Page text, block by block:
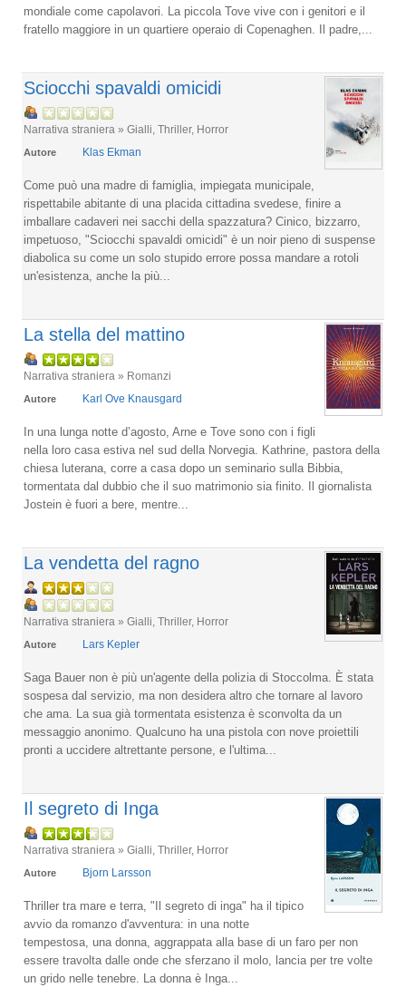
mondiale come capolavori. La piccola Tove vive con i genitori e il
fratello maggiore in un quartiere operaio di Copenaghen. Il padre,...
Sciocchi spavaldi omicidi
Narrativa straniera » Gialli, Thriller, Horror
Autore Klas Ekman
Come può una madre di famiglia, impiegata municipale,
rispettabile abitante di una placida cittadina svedese, finire a
imballare cadaveri nei sacchi della spazzatura? Cinico, bizzarro,
impetuoso, "Sciocchi spavaldi omicidi" è un noir pieno di suspense
diabolica su come un solo stupido errore possa mandare a rotoli
un'esistenza, anche la più...
La stella del mattino
Narrativa straniera » Romanzi
Autore Karl Ove Knausgard
In una lunga notte d’agosto, Arne e Tove sono con i figli
nella loro casa estiva nel sud della Norvegia. Kathrine, pastora della
chiesa luterana, corre a casa dopo un seminario sulla Bibbia,
tormentata dal dubbio che il suo matrimonio sia finito. Il giornalista
Jostein è fuori a bere, mentre...
La vendetta del ragno
Narrativa straniera » Gialli, Thriller, Horror
Autore Lars Kepler
Saga Bauer non è più un'agente della polizia di Stoccolma. È stata
sospesa dal servizio, ma non desidera altro che tornare al lavoro
che ama. La sua già tormentata esistenza è sconvolta da un
messaggio anonimo. Qualcuno ha una pistola con nove proiettili
pronti a uccidere altrettante persone, e l'ultima...
Il segreto di Inga
Narrativa straniera » Gialli, Thriller, Horror
Autore Bjorn Larsson
Thriller tra mare e terra, "Il segreto di inga" ha il tipico
avvio da romanzo d'avventura: in una notte
tempestosa, una donna, aggrappata alla base di un faro per non
essere travolta dalle onde che sferzano il molo, lancia per tre volte
un grido nelle tenebre. La donna è Inga...